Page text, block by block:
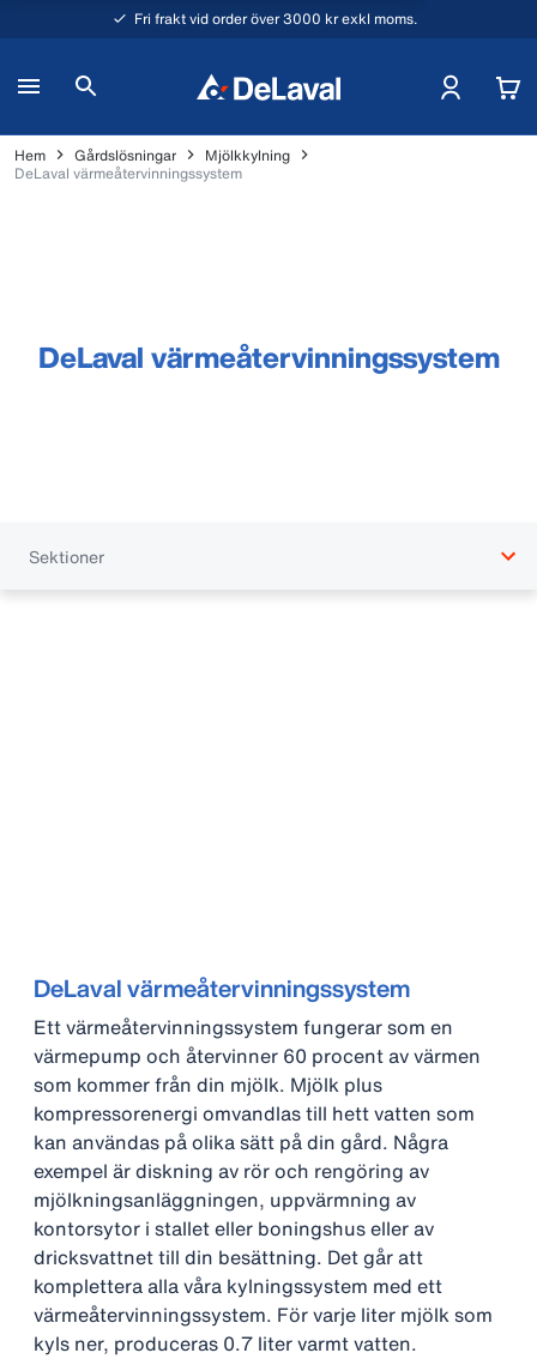
Fri frakt vid order över 3000 kr exkl moms.
Hem Gårdslösningar
Mjölkkylning
DeLaval värmeåtervinningssystem
DeLaval värmeåtervinningssystem
Sektioner
DeLaval värmeåtervinningssystem
Ett värmeåtervinningssystem fungerar som en
värmepump och återvinner 60 procent av värmen
som kommer från din mjölk. Mjölk plus
kompressorenergi omvandlas till hett vatten som
kan användas på olika sätt på din gård. Några
exempel är diskning av rör och rengöring av
mjölkningsanläggningen, uppvärmning av
kontorsytor i stallet eller boningshus eller av
dricksvattnet till din besättning. Det går att
komplettera alla våra kylningssystem med ett
värmeåtervinningssystem. För varje liter mjölk som
kyls ner, produceras 0.7 liter varmt vatten.